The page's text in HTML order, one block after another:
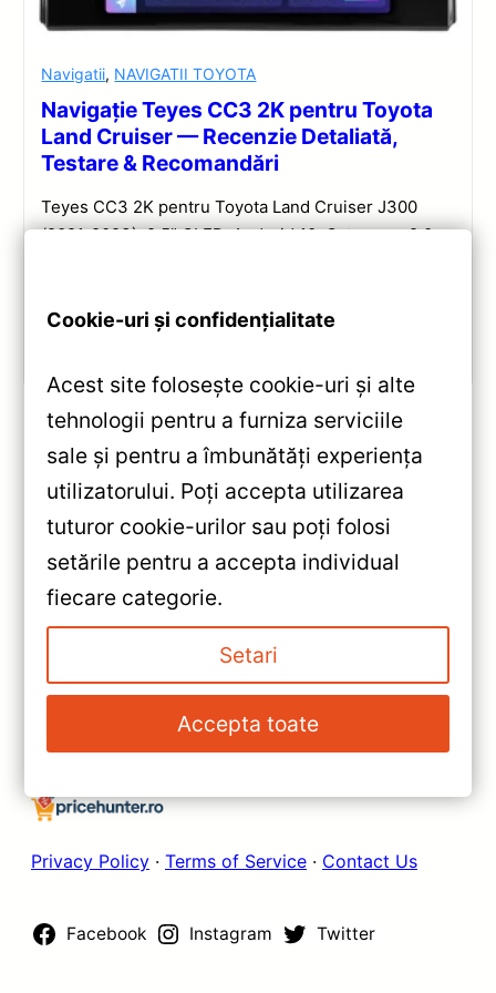
Navigatii, NAVIGATII TOYOTA
Navigație Teyes CC3 2K pentru Toyota
Land Cruiser — Recenzie Detaliată,
Testare & Recomandări
Teyes CC3 2K pentru Toyota Land Cruiser J300
(2021-2023): 9.5” QLED, Android 10, Octa-core 2.0
«Teyes CC3L WiFi BMW Seria 3
E93 (2005-2013) —
Caracteristici, Păreri & Preț
Actualizat
Navigație Auto Teyes CC3L
WiFi pentru Audi A6 C5 —
Recenzie Detaliată, Testare &
Recomandări
Privacy Policy · Terms of Service · Contact Us
Facebook Instagram Twitter
Cookie-uri și confidențialitate
Acest site folosește cookie-uri și alte
tehnologii pentru a furniza serviciile
sale și pentru a îmbunătăți experiența
utilizatorului. Poți accepta utilizarea
tuturor cookie-urilor sau poți folosi
setările pentru a accepta individual
fiecare categorie.
Setari
Accepta toate